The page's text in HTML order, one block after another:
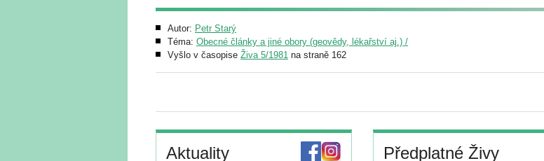
Autor: Petr Starý
Téma: Obecné články a jiné obory (geovědy, lékařství aj.) /
Vyšlo v časopise Živa 5/1981 na straně 162
Aktuality Předplatné Živy